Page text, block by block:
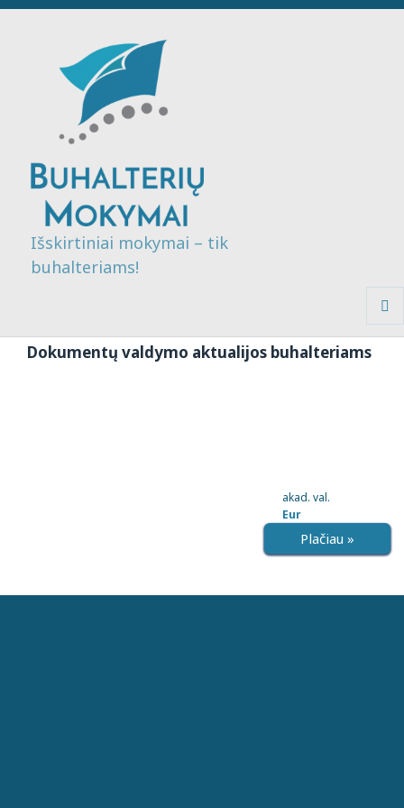
Išskirtiniai mokymai – tik
buhalteriams!
Dokumentų valdymo aktualijos buhalteriams
akad. val.
Eur
Plačiau »